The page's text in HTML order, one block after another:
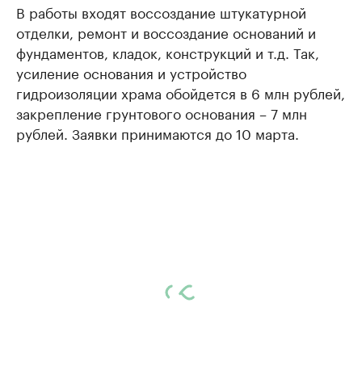
В работы входят воссоздание штукатурной
отделки, ремонт и воссоздание оснований и
фундаментов, кладок, конструкций и т.д. Так,
усиление основания и устройство
гидроизоляции храма обойдется в 6 млн рублей,
закрепление грунтового основания – 7 млн
рублей. Заявки принимаются до 10 марта.